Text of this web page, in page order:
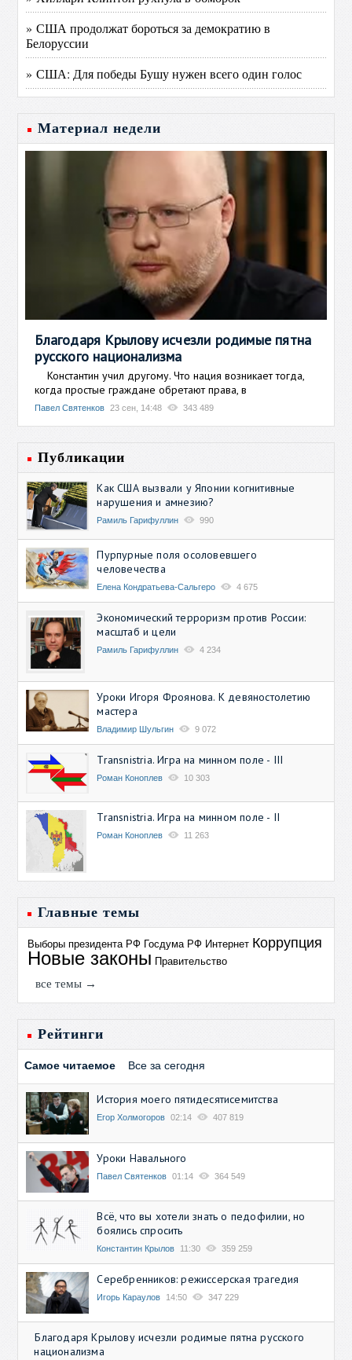
» США продолжат бороться за демократию в
Белоруссии
» США: Для победы Бушу нужен всего один голос
Материал недели
Благодаря Крылову исчезли родимые пятна
русского национализма
Константин учил другому. Что нация возникает тогда,
когда простые граждане обретают права, в
Павел Святенков 23 сен, 14:48 343 489
Публикации
Как США вызвали у Японии когнитивные
нарушения и амнезию?
Рамиль Гарифуллин 990
Пурпурные поля осоловевшего
человечества
Елена Кондратьева-Сальгеро 4 675
Экономический терроризм против России:
масштаб и цели
Рамиль Гарифуллин 4 234
Уроки Игоря Фроянова. К девяностолетию
мастера
Владимир Шульгин 9 072
Transnistria. Игра на минном поле - III
Роман Коноплев 10 303
Transnistria. Игра на минном поле - II
Роман Коноплев 11 263
Главные темы
Выборы президента РФ Госдума РФ Интернет Коррупция
Новые законы Правительство
все темы →
Рейтинги
Самое читаемое Все за сегодня
История моего пятидесятисемитства
Егор Холмогоров 02:14 407 819
Уроки Навального
Павел Святенков 01:14 364 549
Всё, что вы хотели знать о педофилии, но
боялись спросить
Константин Крылов 11:30 359 259
Серебренников: режиссерская трагедия
Игорь Караулов 14:50 347 229
Благодаря Крылову исчезли родимые пятна русского
национализма